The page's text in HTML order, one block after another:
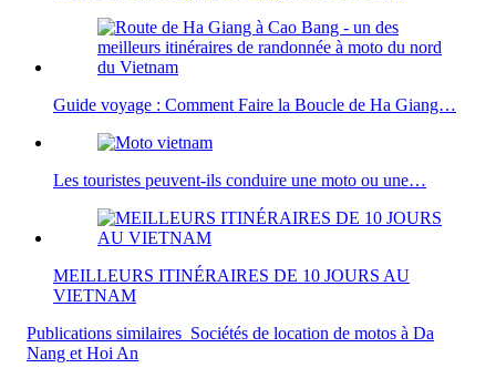
Guide voyage : Comment Faire la Boucle de Ha Giang…
Les touristes peuvent-ils conduire une moto ou une…
MEILLEURS ITINÉRAIRES DE 10 JOURS AU
VIETNAM
Publications similaires Sociétés de location de motos à Da
Nang et Hoi An